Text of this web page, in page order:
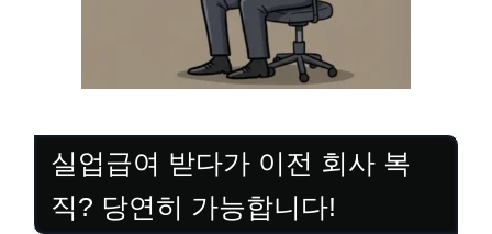
실업급여 받다가 이전 회사 복
직? 당연히 가능합니다!